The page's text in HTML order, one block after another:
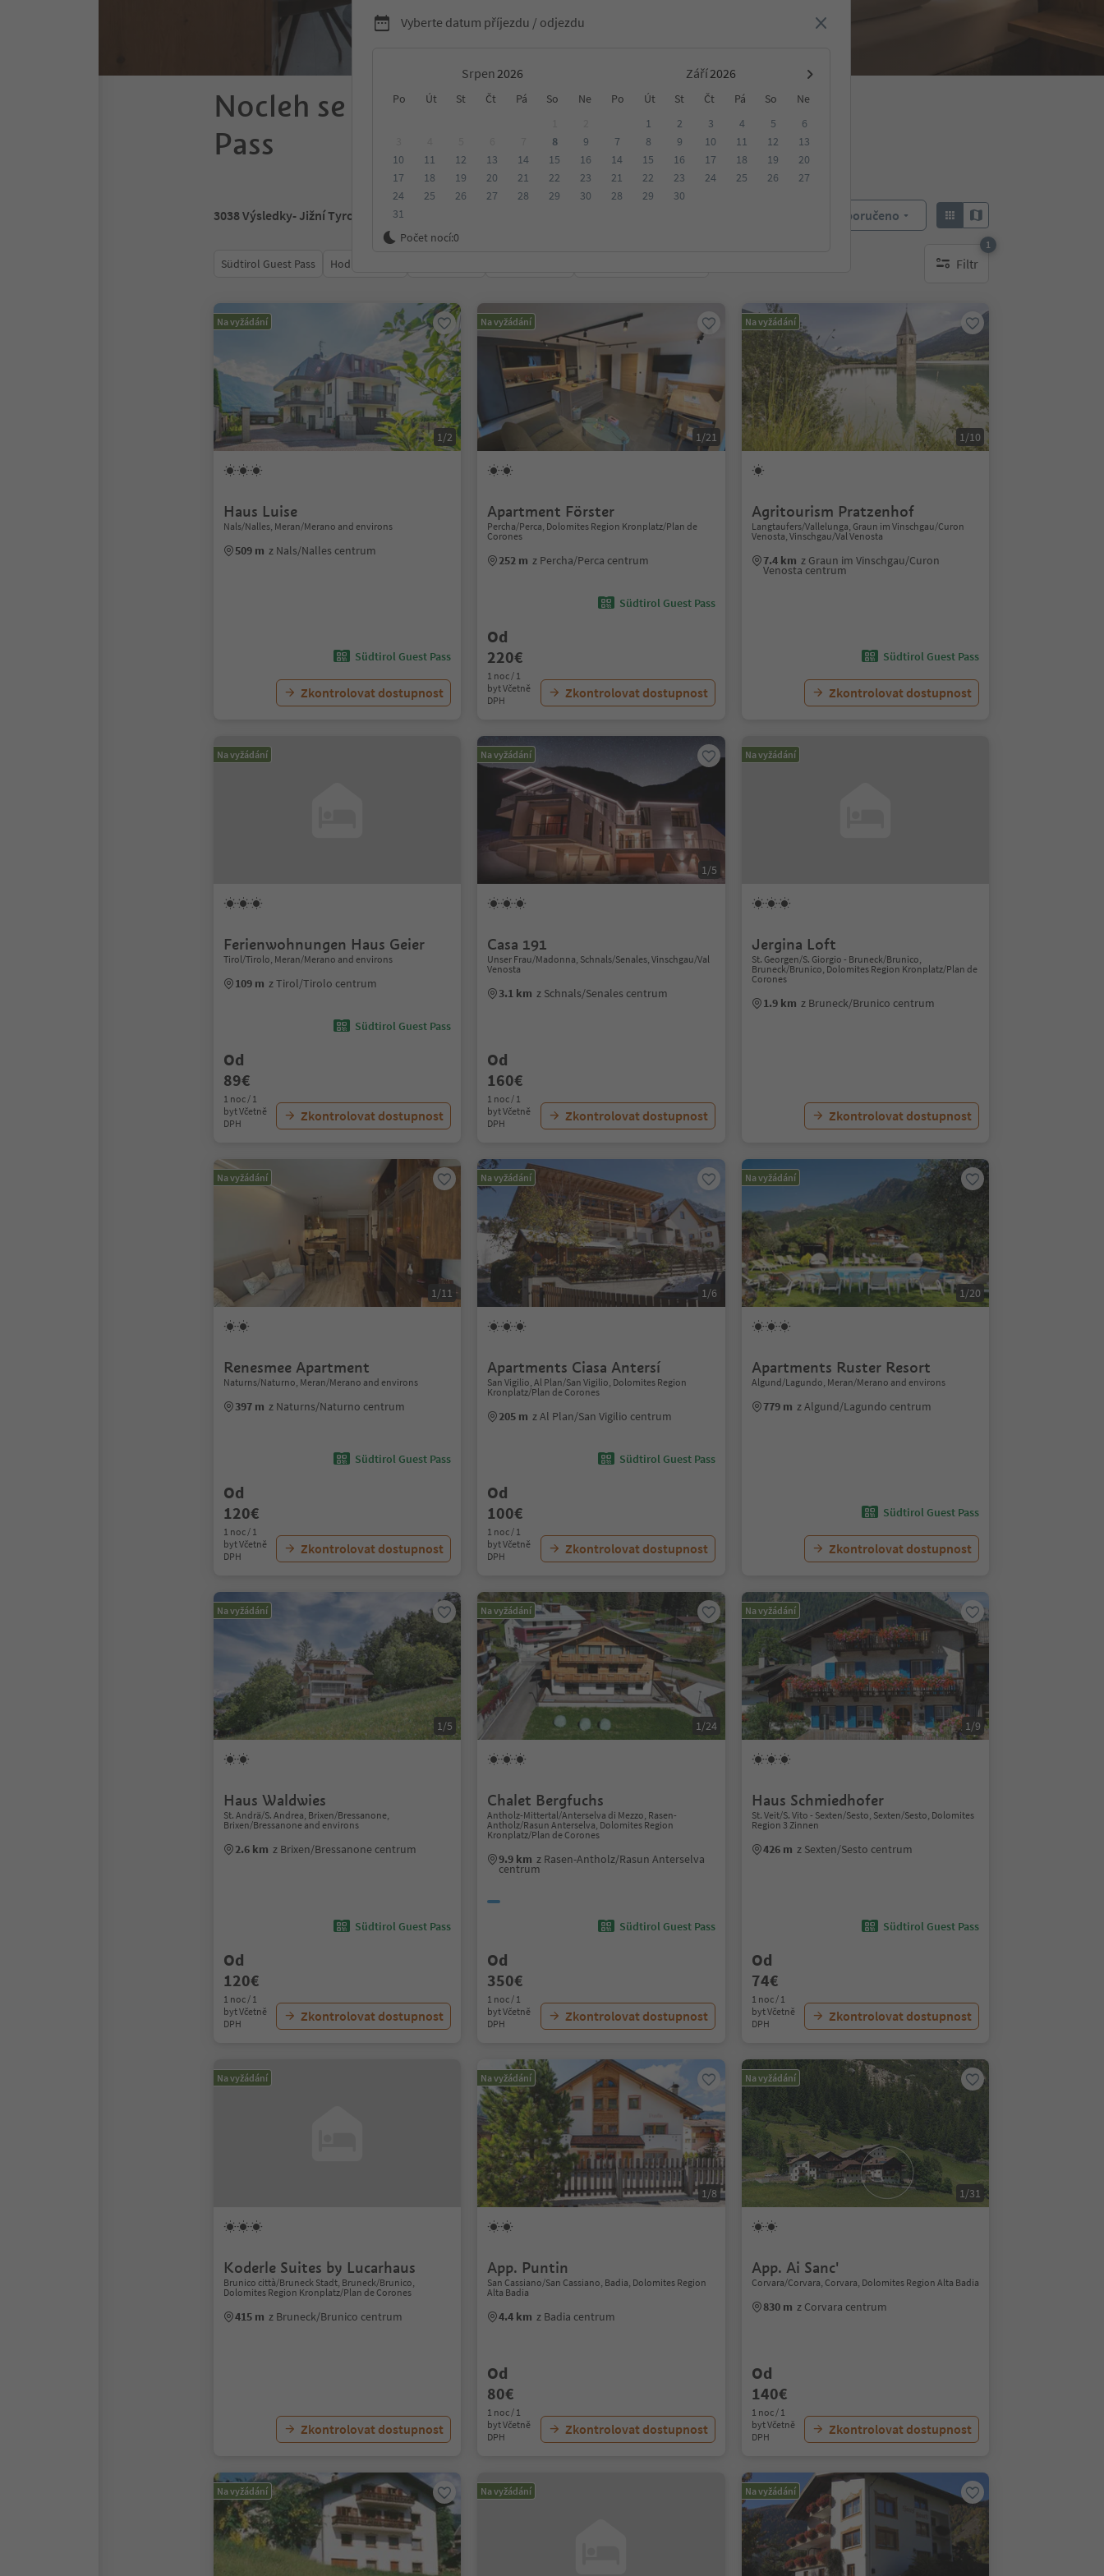
Vyberte datum příjezdu / odjezdu
Srpen Září
Po Út St Čt Pá So Ne Po Út St Čt Pá So
Ne
8
9
10
11 12 13 14 15
16
17
18 19 20 21 22
23
24
25 26 27 28 29
30
31
1 2 3 4 5
6
7
8 9 10 11 12
13
14
15 16 17 18 19
20
21
22 23 24 25 26
27
28
29 30
Počet nocí:0
Nocleh se snídaní s Südtirol Guest
Pass
3038Výsledky- Jižní Tyrolsko Doporučeno
Südtirol Guest Pass Hodnocení Filtr
1
1 aktywny filtr
Na vyžádání
1/2
Haus Luise
Nals/Nalles, Meran/Merano and environs
509 m z Nals/Nalles centrum
Südtirol Guest Pass
Zkontrolovat dostupnost
Na vyžádání
1/21
Apartment Förster
Percha/Perca, Dolomites Region Kronplatz/Plan de
Corones
252 m z Percha/Perca centrum
Südtirol Guest Pass
Od
220€
1 noc / 1
byt Včetně
DPH
Zkontrolovat dostupnost
Na vyžádání
1/10
Agritourism Pratzenhof
Langtaufers/Vallelunga, Graun im Vinschgau/Curon
Venosta, Vinschgau/Val Venosta
7.4 km z Graun im Vinschgau/Curon
Venosta centrum
Südtirol Guest Pass
Zkontrolovat dostupnost
Na vyžádání
Ferienwohnungen Haus Geier
Tirol/Tirolo, Meran/Merano and environs
109 m z Tirol/Tirolo centrum
Südtirol Guest Pass
Od
89€
1 noc / 1
byt Včetně
DPH
Zkontrolovat dostupnost
Na vyžádání
1/5
Casa 191
Unser Frau/Madonna, Schnals/Senales, Vinschgau/Val
Venosta
3.1 km z Schnals/Senales centrum
Od
160€
1 noc / 1
byt Včetně
DPH
Zkontrolovat dostupnost
Na vyžádání
Jergina Loft
St. Georgen/S. Giorgio - Bruneck/Brunico,
Bruneck/Brunico, Dolomites Region Kronplatz/Plan de
Corones
1.9 km z Bruneck/Brunico centrum
Zkontrolovat dostupnost
Na vyžádání
1/11
Renesmee Apartment
Naturns/Naturno, Meran/Merano and environs
397 m z Naturns/Naturno centrum
Südtirol Guest Pass
Od
120€
1 noc / 1
byt Včetně
DPH
Zkontrolovat dostupnost
Na vyžádání
1/6
Apartments Ciasa Antersí
San Vigilio, Al Plan/San Vigilio, Dolomites Region
Kronplatz/Plan de Corones
205 m z Al Plan/San Vigilio centrum
Südtirol Guest Pass
Od
100€
1 noc / 1
byt Včetně
DPH
Zkontrolovat dostupnost
Na vyžádání
1/20
Apartments Ruster Resort
Algund/Lagundo, Meran/Merano and environs
779 m z Algund/Lagundo centrum
Südtirol Guest Pass
Zkontrolovat dostupnost
Na vyžádání
1/5
Haus Waldwies
St. Andrä/S. Andrea, Brixen/Bressanone,
Brixen/Bressanone and environs
2.6 km z Brixen/Bressanone centrum
Südtirol Guest Pass
Od
120€
1 noc / 1
byt Včetně
DPH
Zkontrolovat dostupnost
Na vyžádání
1/24
Chalet Bergfuchs
Antholz-Mittertal/Anterselva di Mezzo, Rasen-
Antholz/Rasun Anterselva, Dolomites Region
Kronplatz/Plan de Corones
9.9 km z Rasen-Antholz/Rasun Anterselva
centrum
Südtirol Guest Pass
Od
350€
1 noc / 1
byt Včetně
DPH
Zkontrolovat dostupnost
Na vyžádání
1/9
Haus Schmiedhofer
St. Veit/S. Vito - Sexten/Sesto, Sexten/Sesto, Dolomites
Region 3 Zinnen
426 m z Sexten/Sesto centrum
Südtirol Guest Pass
Od
74€
1 noc / 1
byt Včetně
DPH
Zkontrolovat dostupnost
Na vyžádání
Koderle Suites by Lucarhaus
Brunico città/Bruneck Stadt, Bruneck/Brunico,
Dolomites Region Kronplatz/Plan de Corones
415 m z Bruneck/Brunico centrum
Zkontrolovat dostupnost
Na vyžádání
1/8
App. Puntin
San Cassiano/San Cassiano, Badia, Dolomites Region
Alta Badia
4.4 km z Badia centrum
Od
80€
1 noc / 1
byt Včetně
DPH
Zkontrolovat dostupnost
Na vyžádání
1/31
App. Ai Sanc'
Corvara/Corvara, Corvara, Dolomites Region Alta Badia
830 m z Corvara centrum
Od
140€
1 noc / 1
byt Včetně
DPH
Zkontrolovat dostupnost
Na vyžádání Na vyžádání Na vyžádání